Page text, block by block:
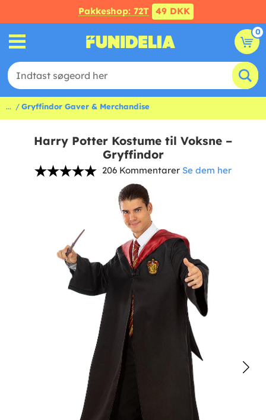
Pakkeshop: 72T 49 DKK
0
... Gryffindor Gaver & Merchandise
Harry Potter Kostume til Voksne –
Gryffindor
206 Kommentarer Se dem her